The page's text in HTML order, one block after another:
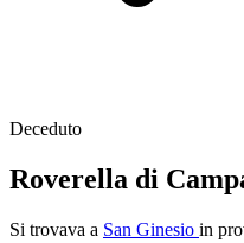
Deceduto
Roverella di
Si trovava a San Ginesio in